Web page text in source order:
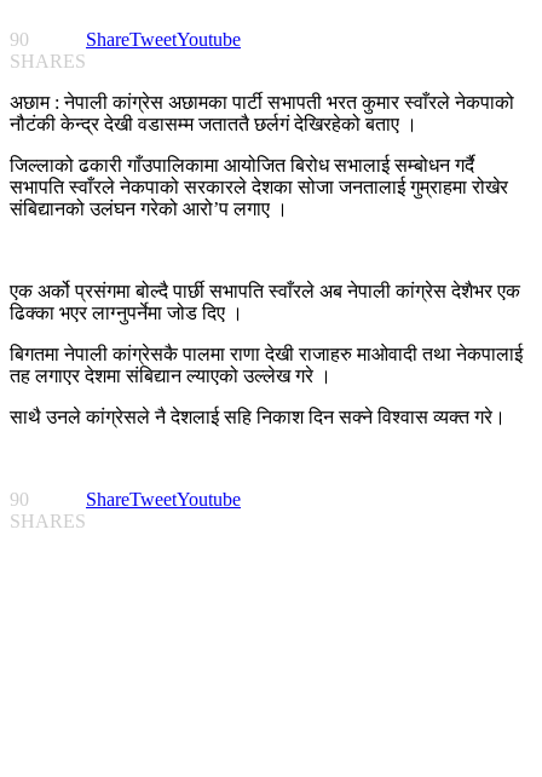
90
SHARES
ShareTweetYoutube
अछाम : नेपाली कांग्रेस अछामका पार्टी सभापती भरत कुमार स्वाँरले नेकपाको
नौटंकी केन्द्र देखी वडासम्म जताततै छर्लगं देखिरहेको बताए ।
जिल्लाको ढकारी गाँउपालिकामा आयोजित बिरोध सभालाई सम्बोधन गर्दै
सभापति स्वाँरले नेकपाको सरकारले देशका सोजा जनतालाई गुम्राहमा रोखेर
संबिद्यानको उलंघन गरेको आरो’प लगाए ।
एक अर्को प्रसंगमा बोल्दै पार्छी सभापति स्वाँरले अब नेपाली कांग्रेस देशैभर एक
ढिक्का भएर लाग्नुपर्नेमा जोड दिए ।
बिगतमा नेपाली कांग्रेसकै पालमा राणा देखी राजाहरु माओवादी तथा नेकपालाई
तह लगाएर देशमा संबिद्यान ल्याएको उल्लेख गरे ।
साथै उनले कांग्रेसले नै देशलाई सहि निकाश दिन सक्ने विश्वास व्यक्त गरे।
90
SHARES
ShareTweetYoutube